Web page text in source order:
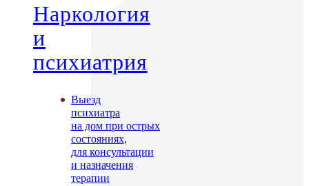
Наркология
и
психиатрия
Выезд
психиатра
на дом при острых
состояниях,
для консультации
и назначения
терапии